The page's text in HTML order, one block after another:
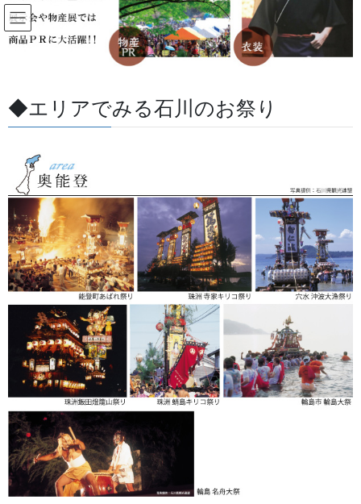
コ
ン
テ
移
動
ナ
ビ
ゲ
ン
に
すべての記事
すべての記事 よもやま話 祭りの脇役 日本手拭
2026/05/09 / 最終更新日 :
よもやま話
祭りの脇役 日本手拭
脇役ですがお祭りシーズンには日本手拭がよくお問い合わせいた
だきます。祭礼の世話人、実行委員会の方が寄付や花代、奉賛を
募る時に返礼のお印として使っていただくことが多くあります。
最近ではタオルを返礼のお印としてご用命いただくことも多くな
っています。大きく広く文字を入れる場合は泉州の捺染、小さく
てもいい場合は平地へのプリントが小ロットで比較的経済的で
す。ただし数量が多くても少なくても文字の版代・データー作成
費は変わりないので数量が少ない場合、その分割高になります。
◆エリアでみる石川のお祭り